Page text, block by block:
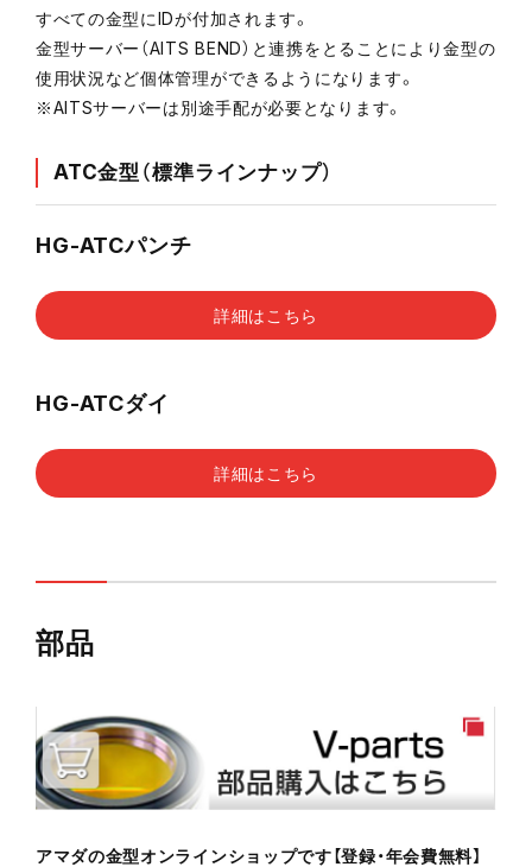
すべての金型にIDが付加されます。
金型サーバー（AITS BEND）と連携をとることにより金型の
使用状況など個体管理ができるようになります。
※AITSサーバーは別途手配が必要となります。
ATC金型（標準ラインナップ）
HG-ATCパンチ
詳細はこちら
HG-ATCダイ
詳細はこちら
部品
アマダの金型オンラインショップです【登録・年会費無料】